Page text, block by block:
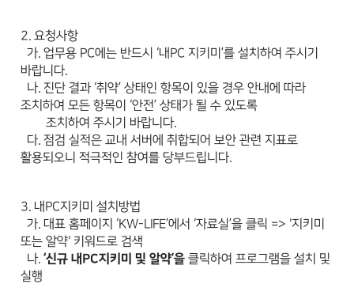
2. 요청사항
가. 업무용 PC에는 반드시 ‘내PC 지키미’를 설치하여 주시기
바랍니다.
나. 진단 결과 ‘취약’ 상태인 항목이 있을 경우 안내에 따라
조치하여 모든 항목이 ‘안전’ 상태가 될 수 있도록
조치하여 주시기 바랍니다.
다. 점검 실적은 교내 서버에 취합되어 보안 관련 지표로
활용되오니 적극적인 참여를 당부드립니다.
3. 내PC지키미 설치방법
가. 대표 홈페이지 ‘KW-LIFE’에서 ‘자료실’을 클릭 => '지키미
또는 알약' 키워드로 검색
나. ‘신규 내PC지키미 및 알약’을클릭하여 프로그램을 설치 및
실행